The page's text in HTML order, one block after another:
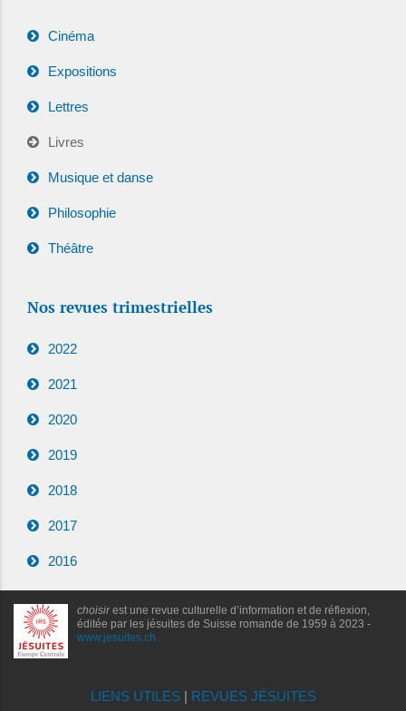
Cinéma
Expositions
Lettres
Livres
Musique et danse
Philosophie
Théâtre
Nos revues trimestrielles
2022
2021
2020
2019
2018
2017
2016
choisirest une revue culturelle d’information et de réflexion,
éditée par les jésuites de Suisse romande de 1959 à 2023 -
www.jesuites.ch
LIENS UTILES| REVUES JÉSUITES